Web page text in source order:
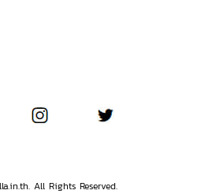
All Rights Reserved.